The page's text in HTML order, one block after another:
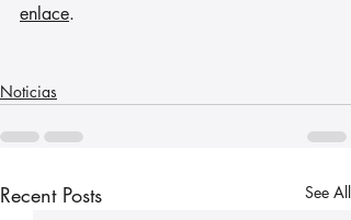
enlace.
Noticias
Recent Posts See All